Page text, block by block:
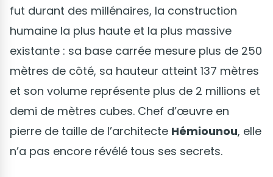
fut durant des millénaires, la construction
humaine la plus haute et la plus massive
existante : sa base carrée mesure plus de 250
mètres de côté, sa hauteur atteint 137 mètres
et son volume représente plus de 2 millions et
demi de mètres cubes. Chef d’œuvre en
pierre de taille de l’architecte Hémiounou, elle
n’a pas encore révélé tous ses secrets.